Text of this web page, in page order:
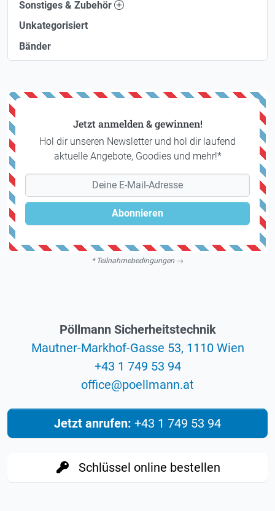
Sonstiges & Zubehör
Unkategorisiert
Bänder
Jetzt anmelden & gewinnen!
Hol dir unseren Newsletter und hol dir laufend
aktuelle Angebote, Goodies und mehr!*
Abonnieren
* Teilnahmebedingungen →
Pöllmann Sicherheitstechnik
Mautner-Markhof-Gasse 53, 1110 Wien
+43 1 749 53 94
ta.nnamlleop
@
eciffo
Jetzt anrufen: +43 1 749 53 94
Schlüssel online bestellen